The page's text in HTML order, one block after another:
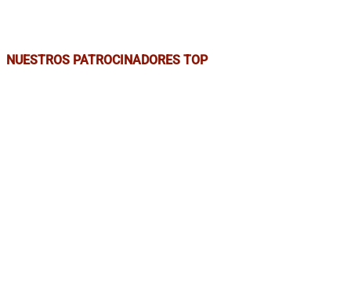
NUESTROS PATROCINADORES TOP